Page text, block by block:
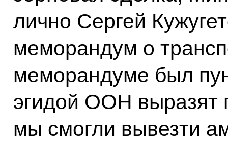
лично Сергей
меморандум о
меморандуме был
эгидой ООН выразят
мы смогли вывезти